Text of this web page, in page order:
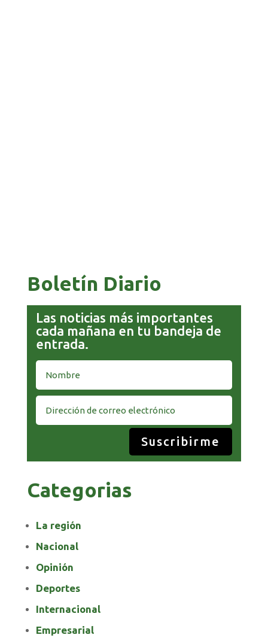
Boletín Diario
Las noticias más importantes
cada mañana en tu bandeja de
entrada.
Suscribirme
Categorias
La región
Nacional
Opinión
Deportes
Internacional
Empresarial